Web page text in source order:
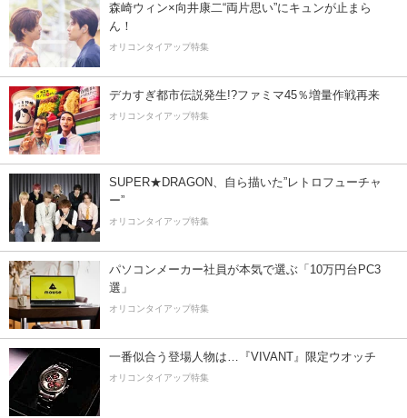
森崎ウィン×向井康二“両片思い”にキュンが止まら
ん！
オリコンタイアップ特集
デカすぎ都市伝説発生!?ファミマ45％増量作戦再来
オリコンタイアップ特集
SUPER★DRAGON、自ら描いた”レトロフューチャ
ー”
オリコンタイアップ特集
パソコンメーカー社員が本気で選ぶ「10万円台PC3
選」
オリコンタイアップ特集
一番似合う登場人物は…『VIVANT』限定ウオッチ
オリコンタイアップ特集